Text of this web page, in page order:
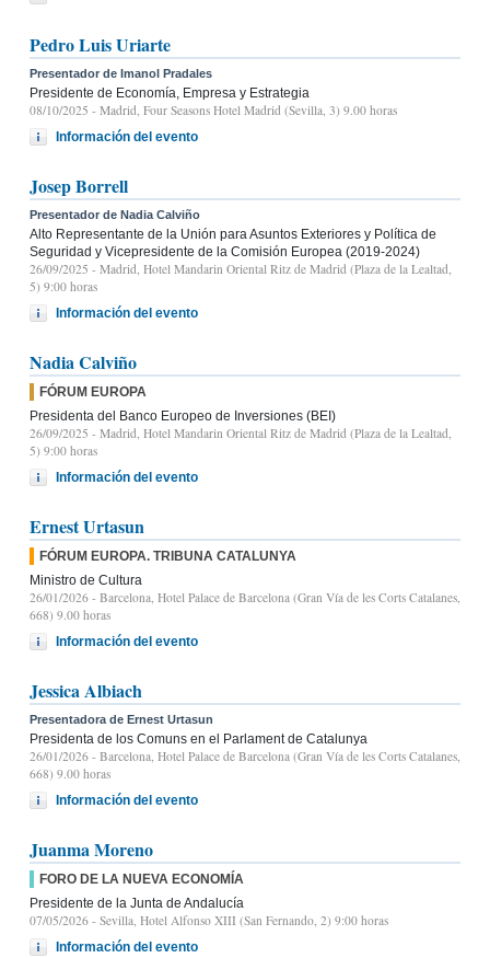
Pedro Luis Uriarte
Presentador de Imanol Pradales
Presidente de Economía, Empresa y Estrategia
08/10/2025 - Madrid, Four Seasons Hotel Madrid (Sevilla, 3) 9.00 horas
Información del evento
Josep Borrell
Presentador de Nadia Calviño
Alto Representante de la Unión para Asuntos Exteriores y Política de
Seguridad y Vicepresidente de la Comisión Europea (2019-2024)
26/09/2025 - Madrid, Hotel Mandarin Oriental Ritz de Madrid (Plaza de la Lealtad,
5) 9:00 horas
Información del evento
Nadia Calviño
FÓRUM EUROPA
Presidenta del Banco Europeo de Inversiones (BEI)
26/09/2025 - Madrid, Hotel Mandarin Oriental Ritz de Madrid (Plaza de la Lealtad,
5) 9:00 horas
Información del evento
Ernest Urtasun
FÓRUM EUROPA. TRIBUNA CATALUNYA
Ministro de Cultura
26/01/2026 - Barcelona, Hotel Palace de Barcelona (Gran Vía de les Corts Catalanes,
668) 9.00 horas
Información del evento
Jessica Albiach
Presentadora de Ernest Urtasun
Presidenta de los Comuns en el Parlament de Catalunya
26/01/2026 - Barcelona, Hotel Palace de Barcelona (Gran Vía de les Corts Catalanes,
668) 9.00 horas
Información del evento
Juanma Moreno
FORO DE LA NUEVA ECONOMÍA
Presidente de la Junta de Andalucía
07/05/2026 - Sevilla, Hotel Alfonso XIII (San Fernando, 2) 9:00 horas
Información del evento